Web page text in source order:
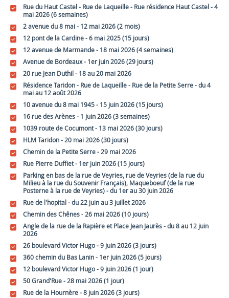
Rue du Haut Castel - Rue de Laqueille - Rue résidence Haut Castel - 4
mai 2026 (6 semaines)
2 avenue du 8 mai - 12 mai 2026 (2 mois)
12 pont de la Cardine - 6 mai 2025 (15 jours)
12 avenue de Marmande - 18 mai 2026 (4 semaines)
Avenue de Bordeaux - 1er juin 2026 (29 jours)
20 rue Jean Duthil - 18 au 20 mai 2026
Résidence Taridon - Rue de Laqueille - Rue de la Petite Serre - du 4
mai au 12 août 2026
10 avenue du 8 mai 1945 - 15 juin 2026 (15 jours)
16 rue des Arènes - 1 juin 2026 (3 semaines)
1039 route de Cocumont - 13 mai 2026 (30 jours)
HLM Taridon - 20 mai 2026 (30 jours)
Chemin de la Petite Serre - 29 mai 2026
Rue Pierre Duffiet - 1er juin 2026 (15 jours)
Parking en bas de la rue de Veyries, rue de Veyries (de la rue du
Milieu à la rue du Souvenir Français), Maqueboeuf (de la rue
Posterne à la rue de Veyries) - du 1er au 30 juin 2026
Rue de l'hopital - du 22 juin au 3 juillet 2026
Chemin des Chênes - 26 mai 2026 (10 jours)
Angle de la rue de la Rapière et Place Jean Jaurès - du 8 au 12 juin
2026
26 boulevard Victor Hugo - 9 juin 2026 (3 jours)
360 chemin du Bas Lanin - 1er juin 2026 (5 jours)
12 boulevard Victor Hugo - 9 juin 2026 (1 jour)
50 Grand'Rue - 28 mai 2026 (1 jour)
Rue de la Hournère - 8 juin 2026 (3 jours)